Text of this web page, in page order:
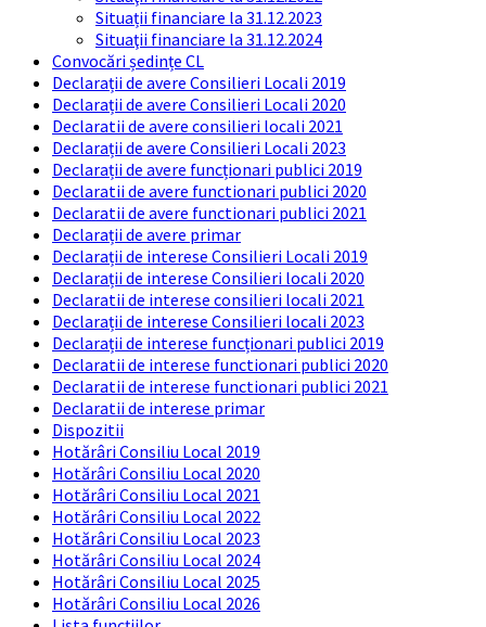
Situații financiare la 31.12.2023
Situaţii financiare la 31.12.2024
Convocări ședințe CL
Declarații de avere Consilieri Locali 2019
Declarații de avere Consilieri Locali 2020
Declaratii de avere consilieri locali 2021
Declarații de avere Consilieri Locali 2023
Declarații de avere funcționari publici 2019
Declaratii de avere functionari publici 2020
Declaratii de avere functionari publici 2021
Declarații de avere primar
Declarații de interese Consilieri Locali 2019
Declarații de interese Consilieri locali 2020
Declaratii de interese consilieri locali 2021
Declarații de interese Consilieri locali 2023
Declarații de interese funcționari publici 2019
Declaratii de interese functionari publici 2020
Declaratii de interese functionari publici 2021
Declaratii de interese primar
Dispozitii
Hotărâri Consiliu Local 2019
Hotărâri Consiliu Local 2020
Hotărâri Consiliu Local 2021
Hotărâri Consiliu Local 2022
Hotărâri Consiliu Local 2023
Hotărâri Consiliu Local 2024
Hotărâri Consiliu Local 2025
Hotărâri Consiliu Local 2026